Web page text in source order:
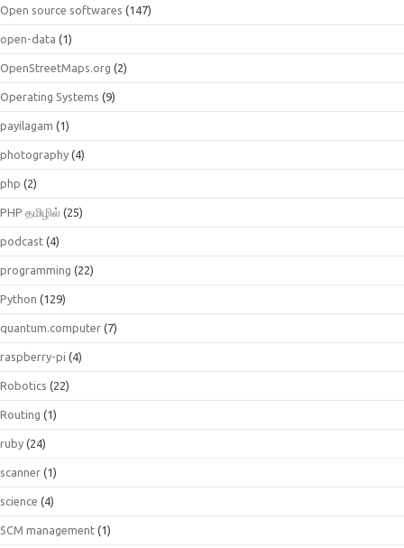
Open source softwares (147)
open-data (1)
OpenStreetMaps.org (2)
Operating Systems (9)
payilagam (1)
photography (4)
php (2)
PHP தமிழில் (25)
podcast (4)
programming (22)
Python (129)
quantum.computer (7)
raspberry-pi (4)
Robotics (22)
Routing (1)
ruby (24)
scanner (1)
science (4)
SCM management (1)